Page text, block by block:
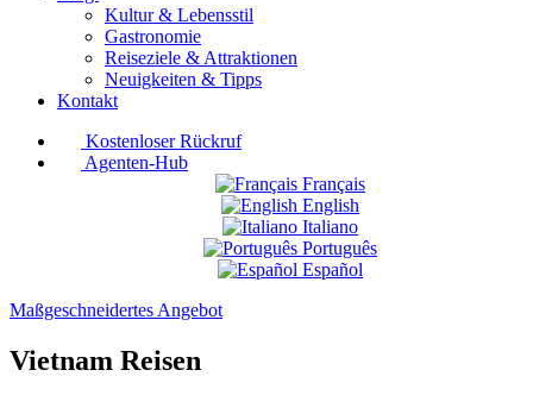
Kultur & Lebensstil
Gastronomie
Reiseziele & Attraktionen
Neuigkeiten & Tipps
Kontakt
Kostenloser Rückruf
Agenten-Hub
Français
English
Italiano
Português
Español
Maßgeschneidertes Angebot
Vietnam Reisen